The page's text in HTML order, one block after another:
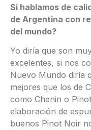
Si hablamos de
de Argentina con
del mundo?
Yo diría que son
excelentes, si nos
Nuevo Mundo diría
mejores que los de
como Chenin o
elaboración de
buenos Pinot Noir